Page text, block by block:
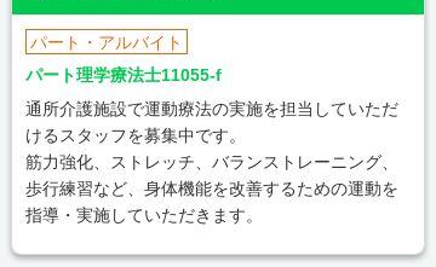
パート・アルバイト
パート理学療法士11055-f
通所介護施設で運動療法の実施を担当していただ
けるスタッフを募集中です。
筋力強化、ストレッチ、バランストレーニング、
歩行練習など、身体機能を改善するための運動を
指導・実施していただきます。